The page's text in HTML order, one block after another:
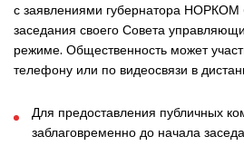
с заявлениями губернатора НОРКОМ
заседания своего Совета
режиме. Общественность может
телефону или по видеосвязи в
Для предоставления публичных
заблаговременно до начала